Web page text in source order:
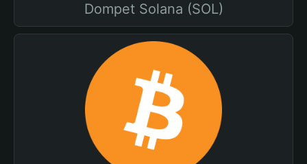
Dompet Solana (SOL)